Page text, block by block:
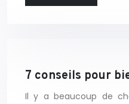
7 conseils pour
Il y a beaucoup de